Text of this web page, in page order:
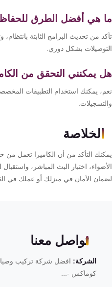
هي أفضل الطرق للحفاظ
من تحديث البرامج الثابتة
بشكل دوري.
يمكنني التحقق من
يمكنك استخدام التطبيقات
الخلاصة
التأكد من أن الكاميرا تعمل من
اختبار البث المباشر، واستقبال
الأمان في منزلك أو عملك في
تواصل معنا
الشركة:افضل شركة تركيب وصيانة
كوماكس -...